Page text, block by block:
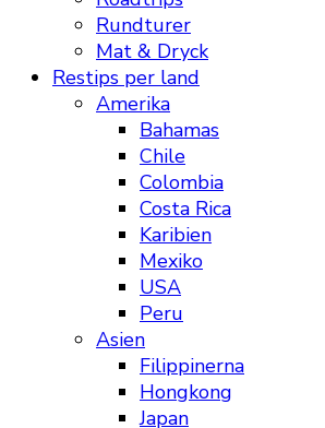
Rundturer
Mat & Dryck
Restips per land
Amerika
Bahamas
Chile
Colombia
Costa Rica
Karibien
Mexiko
USA
Peru
Asien
Filippinerna
Hongkong
Japan